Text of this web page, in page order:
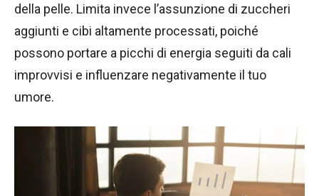
della pelle. Limita invece l’assunzione di zuccheri
aggiunti e cibi altamente processati, poiché
possono portare a picchi di energia seguiti da cali
improvvisi e influenzare negativamente il tuo
umore.